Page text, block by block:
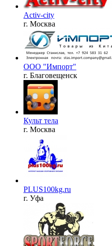
Activ-city
г. Москва
ООО "Импорт"
г. Благовещенск
Культ тела
г. Москва
PLUS100kg.ru
г. Уфа